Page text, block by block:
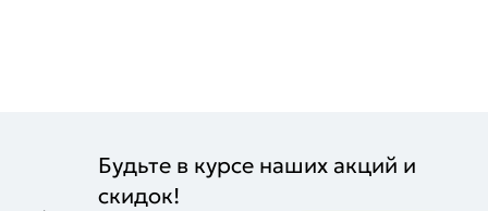
Будьте в курсе наших акций и
скидок!